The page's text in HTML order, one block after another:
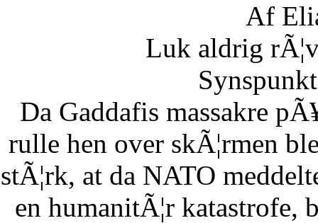
Af
Luk aldrig
Da Gaddafis massakre
rulle hen over skÃ¦rmen
stÃ¦rk, at da NATO
en humanitÃ¦r katastrofe,